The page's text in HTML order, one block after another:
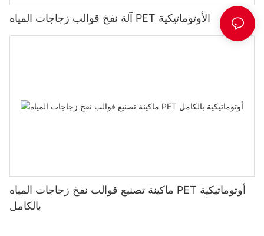
آلة نفخ قوالب زجاجات المياه PET الأوتوماتيكية
ماكينة تصنيع قوالب نفخ زجاجات المياه PET أوتوماتيكية
بالكامل